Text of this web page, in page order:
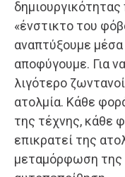
δημιουργικότητας
«ένστικτο του
αναπτύξουμε μέσα
αποφύγουμε. Για
λιγότερο
ατολμία. Κάθε
της τέχνης, κάθε
επικρατεί της
μεταμόρφωση της